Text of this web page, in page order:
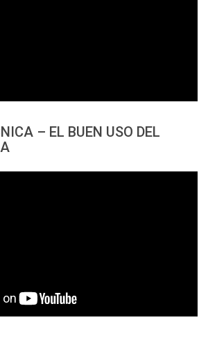
– EL BUEN USO DEL